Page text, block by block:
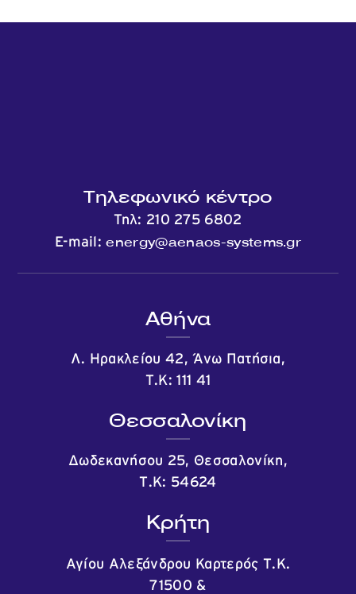
Τηλεφωνικό κέντρο
Τηλ: 210 275 6802
E-mail:energy@aenaos-systems.gr
Αθήνα
Λ. Ηρακλείου 42, Άνω Πατήσια,
Τ.Κ: 111 41
Θεσσαλονίκη
Δωδεκανήσου 25, Θεσσαλονίκη,
Τ.Κ: 54624
Κρήτη
Αγίου Αλεξάνδρου Καρτερός Τ.Κ.
71500 &